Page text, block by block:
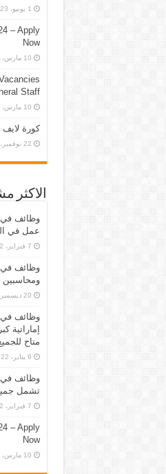
1 يونيو، 2023
– Apply
Now
10 مارس، 2023
Staff
10 مارس، 2023
كورة لايف
22 نوفمبر، 2022
الاكثر
عمل في
7 فبراير، 2022
ومحاسبين
20 ديسمبر، 2021
إماراتية
متاح
6 يناير، 2022
تشمل
7 فبراير، 2022
– Apply
Now
10 مارس، 2023